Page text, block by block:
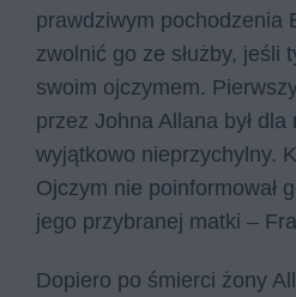
prawdziwym pochodzenia
zwolnić go ze służby, jeśli
swoim ojczymem.
przez Johna Allana był dla
wyjątkowo nieprzychylny.
Ojczym nie poinformował
jego przybranej matki –
Dopiero po śmierci żony